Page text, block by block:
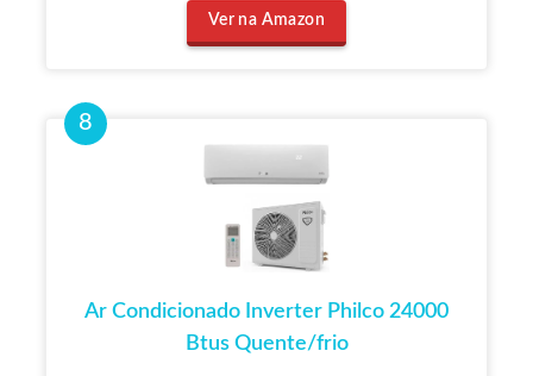
Ver na Amazon
Ar Condicionado Inverter Philco 24000
Btus Quente/frio